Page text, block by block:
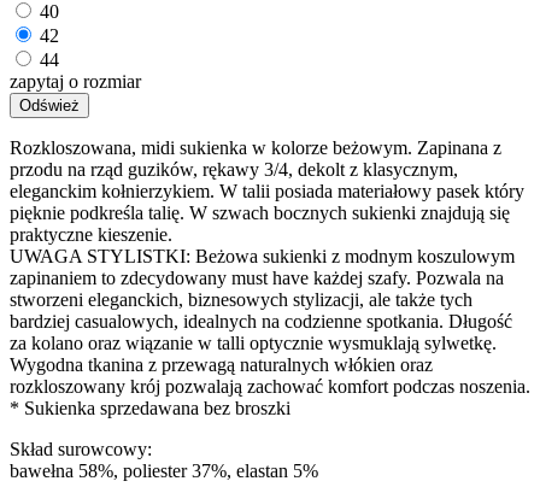
40
42
44
zapytaj o rozmiar
Rozkloszowana, midi sukienka w kolorze beżowym. Zapinana z
przodu na rząd guzików, rękawy 3/4, dekolt z klasycznym,
eleganckim kołnierzykiem. W talii posiada materiałowy pasek który
pięknie podkreśla talię. W szwach bocznych sukienki znajdują się
praktyczne kieszenie.
UWAGA STYLISTKI: Beżowa sukienki z modnym koszulowym
zapinaniem to zdecydowany must have każdej szafy. Pozwala na
stworzeni eleganckich, biznesowych stylizacji, ale także tych
bardziej casualowych, idealnych na codzienne spotkania. Długość
za kolano oraz wiązanie w talli optycznie wysmuklają sylwetkę.
Wygodna tkanina z przewagą naturalnych włókien oraz
rozkloszowany krój pozwalają zachować komfort podczas noszenia.
* Sukienka sprzedawana bez broszki
Skład surowcowy:
bawełna 58%, poliester 37%, elastan 5%